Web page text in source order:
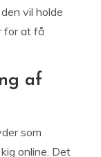
vil holde
for at få
af
som
online. Det